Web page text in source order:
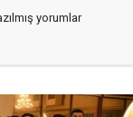
yorumlar